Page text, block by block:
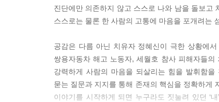
진단에만 의존하지 않고 스스로 나와 남을 돌보고
스스로는 물론 한 사람의 고통에 마음을 포개려는
공감은 다름 아닌 치유자 정혜신이 극한 상황에
쌍용자동차 해고 노동자, 세월호 참사 피해자들
강력하게 사람의 마음을 되살리는 힘을 발휘함
묻는 질문과 지지를 통해 존재의 핵심을 정확하게
이야기를 시작하게 되면 누구라도 짓눌려 있던 ‘